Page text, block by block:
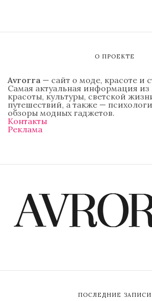
О ПРОЕКТЕ
Avrorra — сайт о моде, красоте и
Самая актуальная информация
красоты, культуры, светской
путешествий, а также —
обзоры модных гаджетов.
Контакты
Реклама
ПОСЛЕДНИЕ ЗАПИСИ